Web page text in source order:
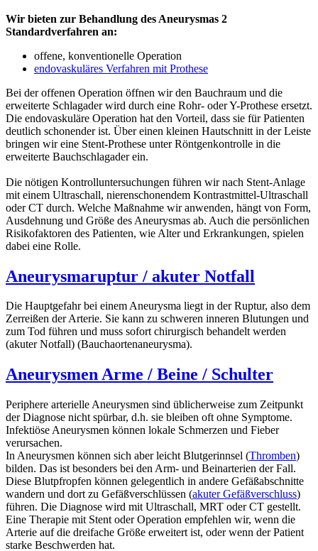
Wir bieten zur Behandlung des Aneurysmas 2
Standardverfahren an:
offene, konventionelle Operation
endovaskuläres Verfahren mit Prothese
Bei der offenen Operation öffnen wir den Bauchraum und die
erweiterte Schlagader wird durch eine Rohr- oder Y-Prothese ersetzt.
Die endovaskuläre Operation hat den Vorteil, dass sie für Patienten
deutlich schonender ist. Über einen kleinen Hautschnitt in der Leiste
bringen wir eine Stent-Prothese unter Röntgenkontrolle in die
erweiterte Bauchschlagader ein.
Die nötigen Kontrolluntersuchungen führen wir nach Stent-Anlage
mit einem Ultraschall, nierenschonendem Kontrastmittel-Ultraschall
oder CT durch. Welche Maßnahme wir anwenden, hängt von Form,
Ausdehnung und Größe des Aneurysmas ab. Auch die persönlichen
Risikofaktoren des Patienten, wie Alter und Erkrankungen, spielen
dabei eine Rolle.
Aneurysmaruptur / akuter Notfall
Die Hauptgefahr bei einem Aneurysma liegt in der Ruptur, also dem
Zerreißen der Arterie. Sie kann zu schweren inneren Blutungen und
zum Tod führen und muss sofort chirurgisch behandelt werden
(akuter Notfall) (Bauchaortenaneurysma).
Aneurysmen Arme / Beine / Schulter
Periphere arterielle Aneurysmen sind üblicherweise zum Zeitpunkt
der Diagnose nicht spürbar, d.h. sie bleiben oft ohne Symptome.
Infektiöse Aneurysmen können lokale Schmerzen und Fieber
verursachen.
In Aneurysmen können sich aber leicht Blutgerinnsel (Thromben)
bilden. Das ist besonders bei den Arm- und Beinarterien der Fall.
Diese Blutpfropfen können gelegentlich in andere Gefäßabschnitte
wandern und dort zu Gefäßverschlüssen (akuter Gefäßverschluss)
führen. Die Diagnose wird mit Ultraschall, MRT oder CT gestellt.
Eine Therapie mit Stent oder Operation empfehlen wir, wenn die
Arterie auf die dreifache Größe erweitert ist, oder wenn der Patient
starke Beschwerden hat.